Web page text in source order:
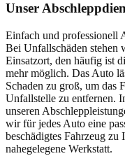
Unser
Einfach und professionell
Bei Unfallschäden stehen
Einsatzort, den häufig ist
mehr möglich. Das Auto
Schaden zu groß, um das
Unfallstelle zu entfernen.
unseren
wir für jedes Auto eine
beschädigtes Fahrzeug zu
nahegelegene Werkstatt.